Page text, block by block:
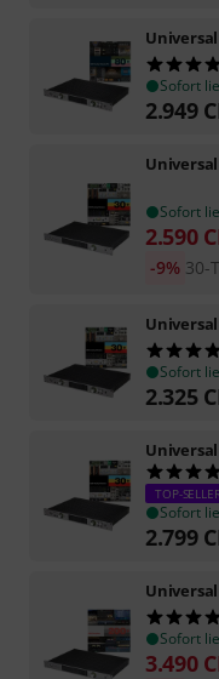
Sofort
2.949
Sofort
2.590
30-
-9%
Sofort
2.325
TOP-
Sofort
2.799
Sofort
3.490